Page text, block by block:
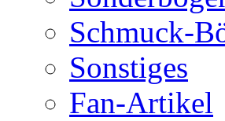
Schmuck-
Sonstiges
Fan-Artikel